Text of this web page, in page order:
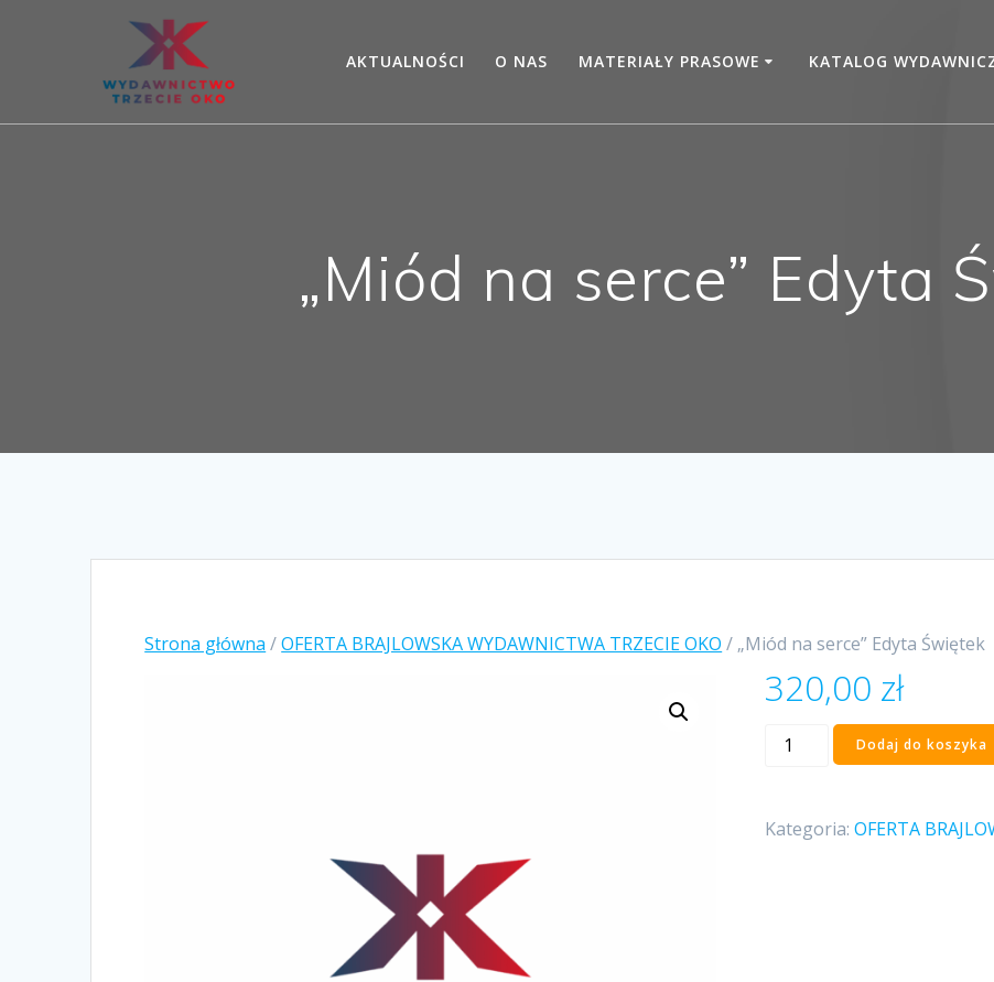
AKTUALNOŚCI O NAS MATERIAŁY PRASOWE KATALOG
„Miód na serce” Edyta
Strona główna /OFERTA BRAJLOWSKA WYDAWNICTWA TRZECIE OKO / „Miód na serce” Edyta Świętek
320,00 zł
ilość
Edyta
Dodaj do koszyka
Kategoria: OFERTA